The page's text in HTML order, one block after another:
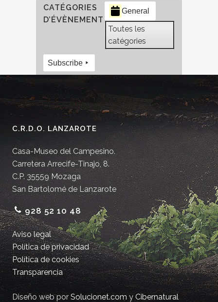
CATÉGORIES
D’ÉVÈNEMENT
General
Toutes les
catégories
Subscribe
C.R.D.O. LANZAROTE
Casa-Museo del Campesino.
Carretera Arrecife-Tinajo, 8.
C.P. 35559 Mozaga
San Bartolomé de Lanzarote
928 52 10 48
Aviso legal
Política de privacidad
Política de cookies
Transparencia
Diseño web porSolucionet.comyCibernatural